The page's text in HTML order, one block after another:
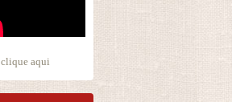
clique aqui